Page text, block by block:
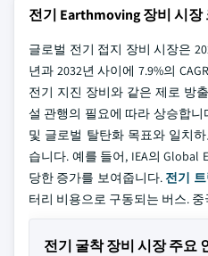
전기 Earthmoving 장비 시장
글로벌 전기 접지 장비 시장은
년과 2032년 사이에 7.9%의
전기 지진 장비와 같은 제로 방
설 관행의 필요에 따라 상승합
및 글로벌 탈탄화 목표와 일치
습니다. 예를 들어, IEA의 Global
당한 증가를 보여줍니다. 전기
터리 비용으로 구동되는 버스. 중
전기 굴착 장비 시장 주요